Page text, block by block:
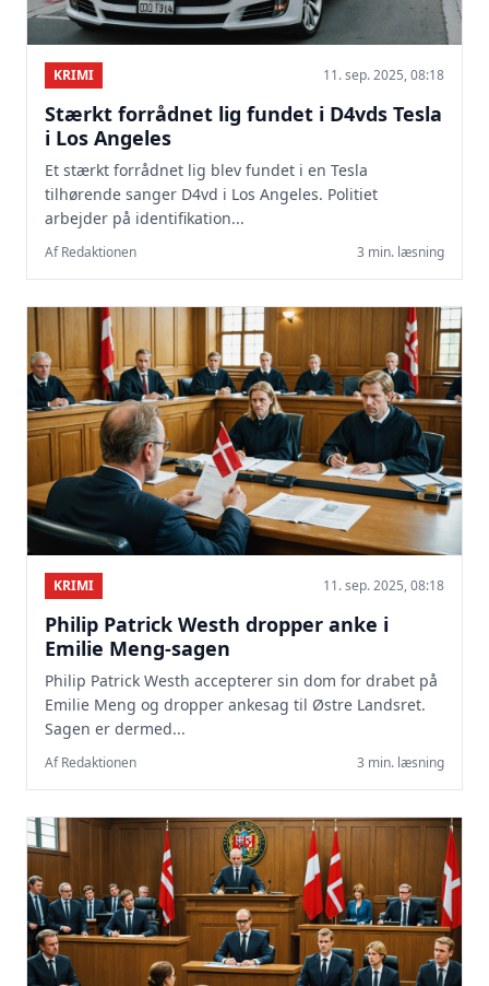
KRIMI 11. sep. 2025, 08:18
Stærkt forrådnet lig fundet i D4vds Tesla
i Los Angeles
Et stærkt forrådnet lig blev fundet i en Tesla
tilhørende sanger D4vd i Los Angeles. Politiet
arbejder på identifikation...
Af Redaktionen 3 min. læsning
KRIMI 11. sep. 2025, 08:18
Philip Patrick Westh dropper anke i
Emilie Meng-sagen
Philip Patrick Westh accepterer sin dom for drabet på
Emilie Meng og dropper ankesag til Østre Landsret.
Sagen er dermed...
Af Redaktionen 3 min. læsning